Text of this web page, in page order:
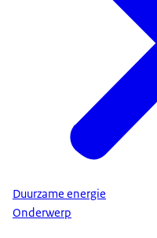
Duurzame energie
Onderwerp